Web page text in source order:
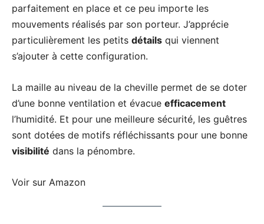
parfaitement en place et ce peu importe les
mouvements réalisés par son porteur. J’apprécie
particulièrement les petits détails qui viennent
s’ajouter à cette configuration.
La maille au niveau de la cheville permet de se doter
d’une bonne ventilation et évacue efficacement
l’humidité. Et pour une meilleure sécurité, les guêtres
sont dotées de motifs réfléchissants pour une bonne
visibilité dans la pénombre.
Voir sur Amazon